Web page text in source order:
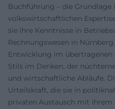
Buchführung – die Grundlage
volkswirtschaftlichen
sie ihre Kenntnisse in
Rechnungswesen in
Entwicklung im übertragenen
Stils im Denken, der
und wirtschaftliche Abläufe.
Urteilskraft, die sie in
privaten Austausch mit